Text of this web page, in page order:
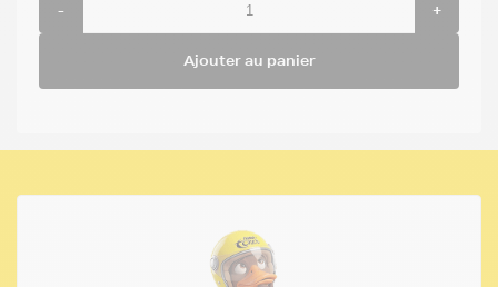
- +
Ajouter au panier